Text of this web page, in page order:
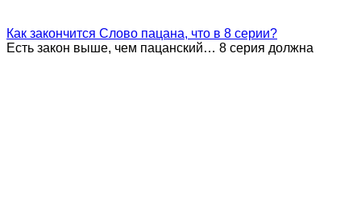
Как закончится Слово пацана, что в 8 серии?
Есть закон выше, чем пацанский… 8 серия должна